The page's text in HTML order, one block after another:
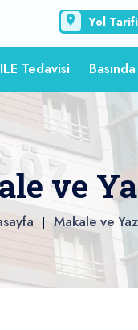
Yol Tarifi
Tedavisi
ve
Makale ve